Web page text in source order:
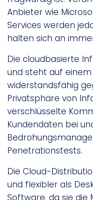
Anbieter wie
Services werden
halten sich an
Die cloudbasierte
und steht auf einem
widerstandsfähig
Privatsphäre von
verschlüsselte
Kundendaten bei
Penetrationstests.
Die Cloud-
und flexibler als
Software, da sie die